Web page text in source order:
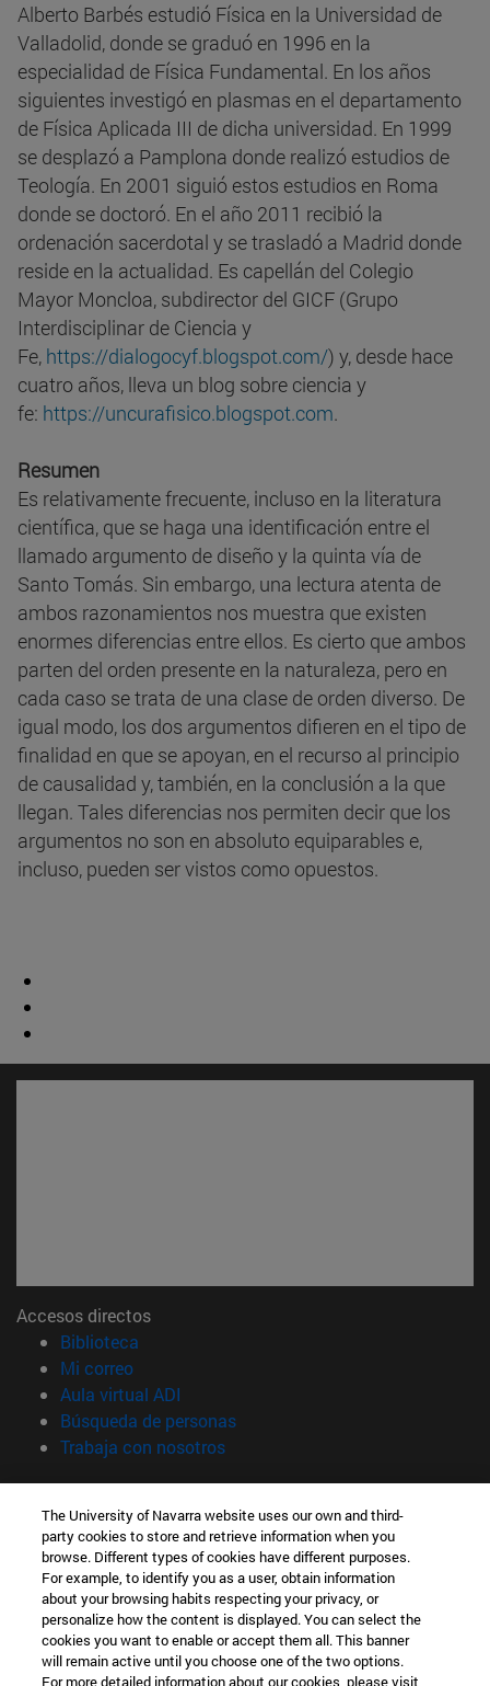
Alberto Barbés estudió Física en la Universidad de
Valladolid, donde se graduó en 1996 en la
especialidad de Física Fundamental. En los años
siguientes investigó en plasmas en el departamento
de Física Aplicada III de dicha universidad. En 1999
se desplazó a Pamplona donde realizó estudios de
Teología. En 2001 siguió estos estudios en Roma
donde se doctoró. En el año 2011 recibió la
ordenación sacerdotal y se trasladó a Madrid donde
reside en la actualidad. Es capellán del Colegio
Mayor Moncloa, subdirector del GICF (Grupo
Interdisciplinar de Ciencia y
Fe, https://dialogocyf.blogspot.com/) y, desde hace
cuatro años, lleva un blog sobre ciencia y
fe: https://uncurafisico.blogspot.com.
Resumen
Es relativamente frecuente, incluso en la literatura
científica, que se haga una identificación entre el
llamado argumento de diseño y la quinta vía de
Santo Tomás. Sin embargo, una lectura atenta de
ambos razonamientos nos muestra que existen
enormes diferencias entre ellos. Es cierto que ambos
parten del orden presente en la naturaleza, pero en
cada caso se trata de una clase de orden diverso. De
igual modo, los dos argumentos difieren en el tipo de
finalidad en que se apoyan, en el recurso al principio
de causalidad y, también, en la conclusión a la que
llegan. Tales diferencias nos permiten decir que los
argumentos no son en absoluto equiparables e,
incluso, pueden ser vistos como opuestos.
Accesos directos
Biblioteca
Mi correo(abre en nueva ventana)
Aula virtual ADI
Búsqueda de personas(abre en nueva ventana)
Trabaja con nosotros(abre en nueva ventana)
Información
TFNO +34 948 42 56 00
¿QUÉ GRADO TE INTERESA?
¿QUÉ MÁSTER TE INTERESA?
© Universidad de Navarra
Información legal
Accesibilidad
The University of Navarra website uses our own and third-
party cookies to store and retrieve information when you
browse. Different types of cookies have different purposes.
For example, to identify you as a user, obtain information
about your browsing habits respecting your privacy, or
personalize how the content is displayed. You can select the
cookies you want to enable or accept them all. This banner
will remain active until you choose one of the two options.
For more detailed information about our cookies, please visit